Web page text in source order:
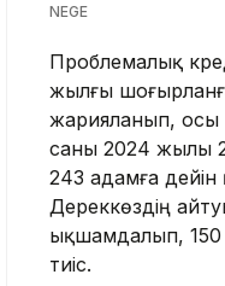
NEGE
Проблемалық
жылғы
жарияланып, осы
саны 2024 жылы
243 адамға дейін
Дереккөздің
ықшамдалып, 150
тиіс.